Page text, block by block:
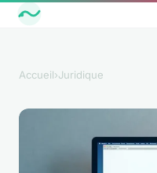
Accueil›Juridique